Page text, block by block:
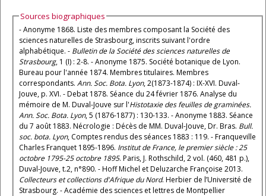
Sources biographiques
- Anonyme 1868. Liste des membres composant la Société des
sciences naturelles de Strasbourg, inscrits suivant l'ordre
alphabétique. - Bulletin de la Société des sciences naturelles de
Strasbourg, 1 (I) : 2-8. - Anonyme 1875. Société botanique de Lyon.
Bureau pour l'année 1874. Membres titulaires. Membres
correspondants. Ann. Soc. Bota. Lyon, 2(1873-1874) : IX-XVI. Duval-
Jouve, p. XVI. - Debat 1878. Séance du 24 février 1876. Analyse du
mémoire de M. Duval-Jouve sur l'Histotaxie des feuilles de graminées.
Ann. Soc. Bota. Lyon, 5 (1876-1877) : 130-133. - Anonyme 1883. Séance
du 7 août 1883. Nécrologie : Décès de MM. Duval-Jouve, Dr. Bras. Bull.
soc. bota. Lyon, Comptes rendus des séances 1883 : 119. - Franqueville
Charles Franquet 1895-1896. Institut de France, le premier siècle : 25
octobre 1795-25 octobre 1895. Paris, J. Rothschild, 2 vol. (460, 481 p.),
Duval-Jouve, t.2, n°890. - Hoff Michel et Deluzarche Françoise 2013.
Collecteurs et collections d'Afrique du Nord. Herbier de l’Université de
Strasbourg. - Académie des sciences et lettres de Montpellier